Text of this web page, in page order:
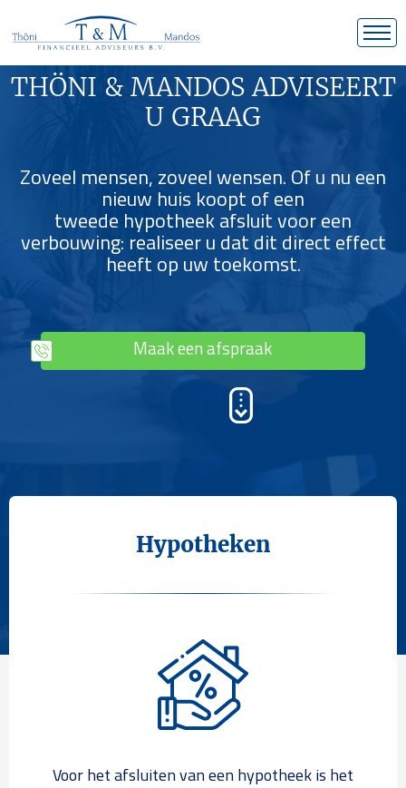
THÖNI & MANDOS ADVISEERT
U GRAAG
Zoveel mensen, zoveel wensen. Of u nu een
nieuw huis koopt of een
tweede hypotheek afsluit voor een
verbouwing: realiseer u dat dit direct effect
heeft op uw toekomst.
Maak een afspraak
Hypotheken
Voor het afsluiten van een hypotheek is het